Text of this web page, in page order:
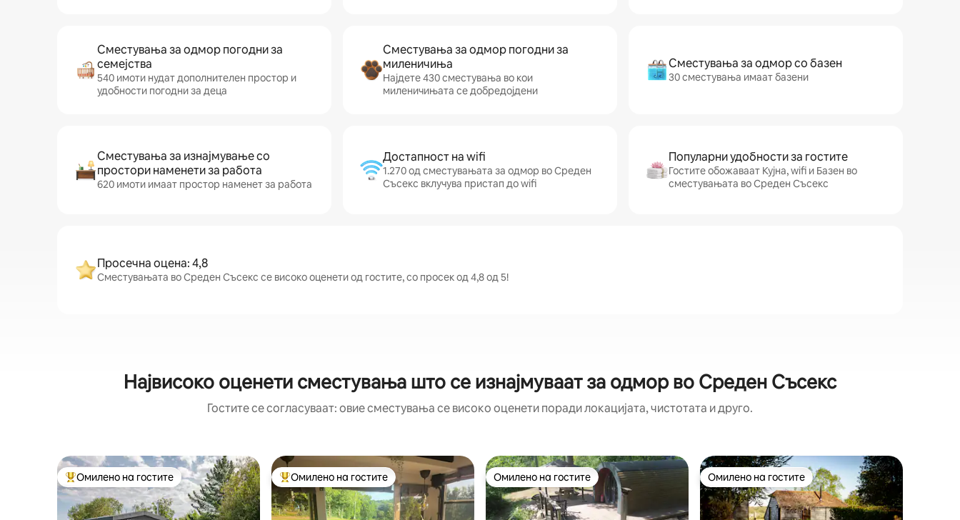
Сместувања за одмор погодни за
семејства
540 имоти нудат дополнителен простор и
удобности погодни за деца
Сместувања за одмор погодни за
миленичиња
Најдете 430 сместувања во кои
миленичињата се добредојдени
Сместувања за одмор со базен
30 сместувања имаат базени
Сместувања за изнајмување со
простори наменети за работа
620 имоти имаат простор наменет за работа
Достапност на wifi
1.270 од сместувањата за одмор во Среден
Съсекс вклучува пристап до wifi
Популарни удобности за гостите
Гостите обожаваат Кујна, wifi и Базен во
сместувањата во Среден Съсекс
Просечна оцена: 4,8
Сместувањата во Среден Съсекс се високо оценети од гостите, со просек од 4,8 од 5!
Највисоко оценети сместувања што се изнајмуваат за одмор во Среден Съсекс
Гостите се согласуваат: овие сместувања се високо оценети поради локацијата, чистотата и друго.
Меѓу најуспешните „Омилени на гостите“
Омилено на гостите Меѓу најуспешните „Омилени на гостите“
Омилено на гостите Омилено на гостите
Омилено на гостите Омилено на гостите
Омилено на гостите